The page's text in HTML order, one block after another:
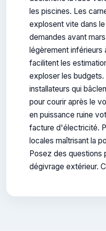
les piscines. Les
explosent vite dans
demandes avant
légèrement inférieurs
facilitent les
exploser les budgets.
installateurs qui
pour courir après le
en puissance ruine
facture d'électricité.
locales maîtrisant la
Posez des questions
dégivrage extérieur.